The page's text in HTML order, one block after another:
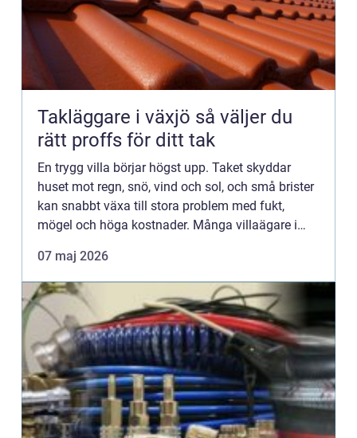
Takläggare i växjö så väljer du
rätt proffs för ditt tak
En trygg villa börjar högst upp. Taket skyddar
huset mot regn, snö, vind och sol, och små brister
kan snabbt växa till stora problem med fukt,
mögel och höga kostnader. Många villaägare i
en takfirm...
07 maj 2026